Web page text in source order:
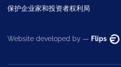
保护企业家和投资者权利局
Website developed by — Flips